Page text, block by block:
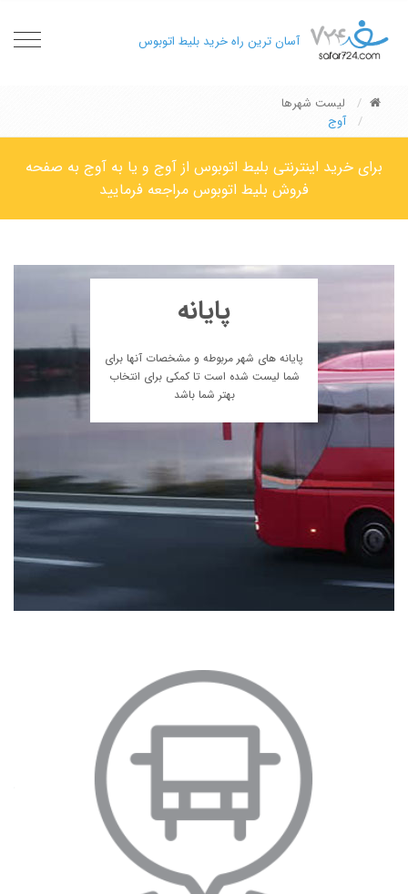
آسان ترین راه خرید بلیط اتوبوس
لیست شهرها
آوج
برای خرید اینترنتی بلیط اتوبوس از آوج و یا به آوج به صفحه
فروش بلیط اتوبوس مراجعه فرمایید
پایانه
پایانه های شهر مربوطه و مشخصات آنها برای
شما لیست شده است تا کمکی برای انتخاب
بهتر شما باشد